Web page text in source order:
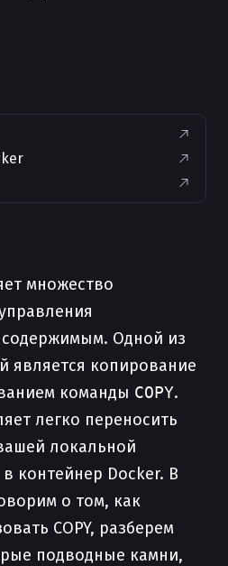
множество
Одной из
является копирование
команды COPY.
легко переносить
локальной
контейнер Docker. В
о том, как
COPY, разберем
подводные камни,